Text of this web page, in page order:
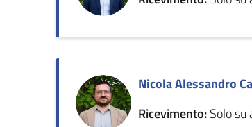
Nicola Alessandro
Ricevimento:Solo